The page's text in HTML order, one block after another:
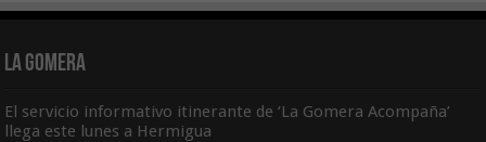
La Gomera
El servicio informativo itinerante de ‘La Gomera Acompaña’
llega este lunes a Hermigua